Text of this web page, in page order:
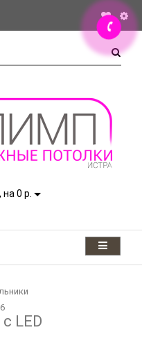
на 0 р.
LED